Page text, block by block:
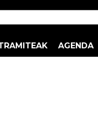
AGENDA